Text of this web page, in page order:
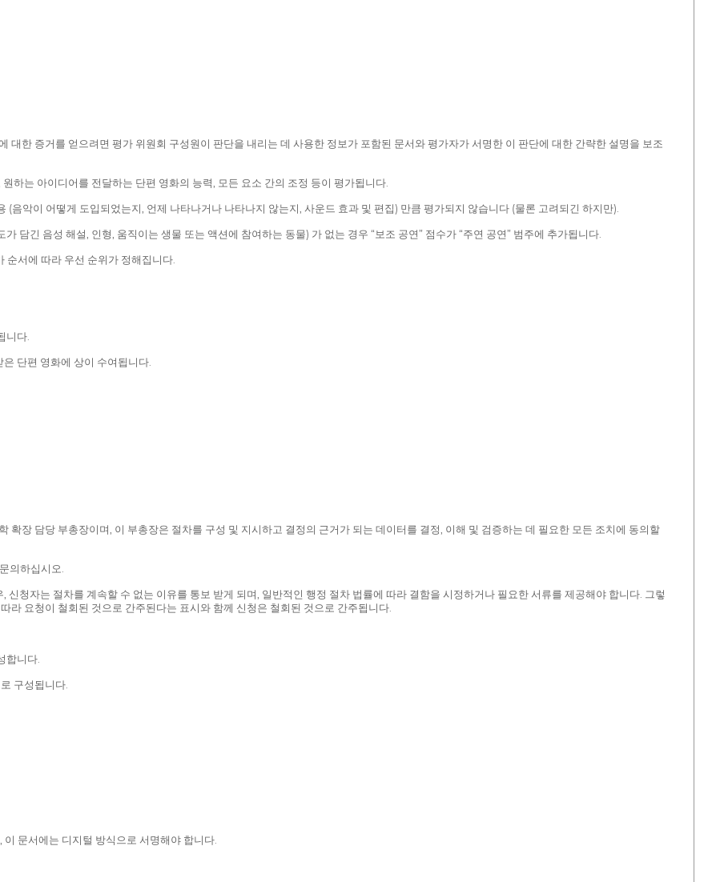
대한 증거를 얻으려면 평가 위원회 구성원이 판단을 내리는 데 사용한 정보가 포함된 문서와 평가자가 서명한 이 판단에 대한 간략한 설명을 보조
하는 아이디어를 전달하는 단편 영화의 능력, 모든 요소 간의 조정 등이 평가됩니다.
음악이 어떻게 도입되었는지, 언제 나타나거나 나타나지 않는지, 사운드 효과 및 편집) 만큼 평가되지 않습니다 (물론 고려되긴 하지만).
담긴 음성 해설, 인형, 움직이는 생물 또는 액션에 참여하는 동물) 가 없는 경우 “보조 공연” 점수가 “주연 공연” 범주에 추가됩니다.
순서에 따라 우선 순위가 정해집니다.
니다.
단편 영화에 상이 수여됩니다.
확장 담당 부총장이며, 이 부총장은 절차를 구성 및 지시하고 결정의 근거가 되는 데이터를 결정, 이해 및 검증하는 데 필요한 모든 조치에 동의할
의하십시오.
청자는 절차를 계속할 수 없는 이유를 통보 받게 되며, 일반적인 행정 절차 법률에 따라 결함을 시정하거나 필요한 서류를 제공해야 합니다. 그렇
라 요청이 철회된 것으로 간주된다는 표시와 함께 신청은 철회된 것으로 간주됩니다.
합니다.
구성됩니다.
문서에는 디지털 방식으로 서명해야 합니다.